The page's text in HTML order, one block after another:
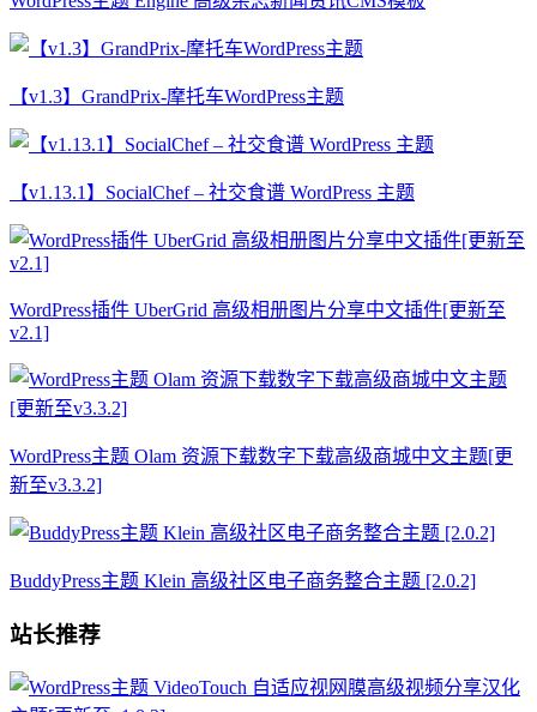
【v1.3】GrandPrix-摩托车WordPress主题
【v1.13.1】SocialChef – 社交食谱 WordPress 主题
WordPress插件 UberGrid 高级相册图片分享中文插件[更新至
v2.1]
WordPress主题 Olam 资源下载数字下载高级商城中文主题[更
新至v3.3.2]
BuddyPress主题 Klein 高级社区电子商务整合主题 [2.0.2]
站长推荐